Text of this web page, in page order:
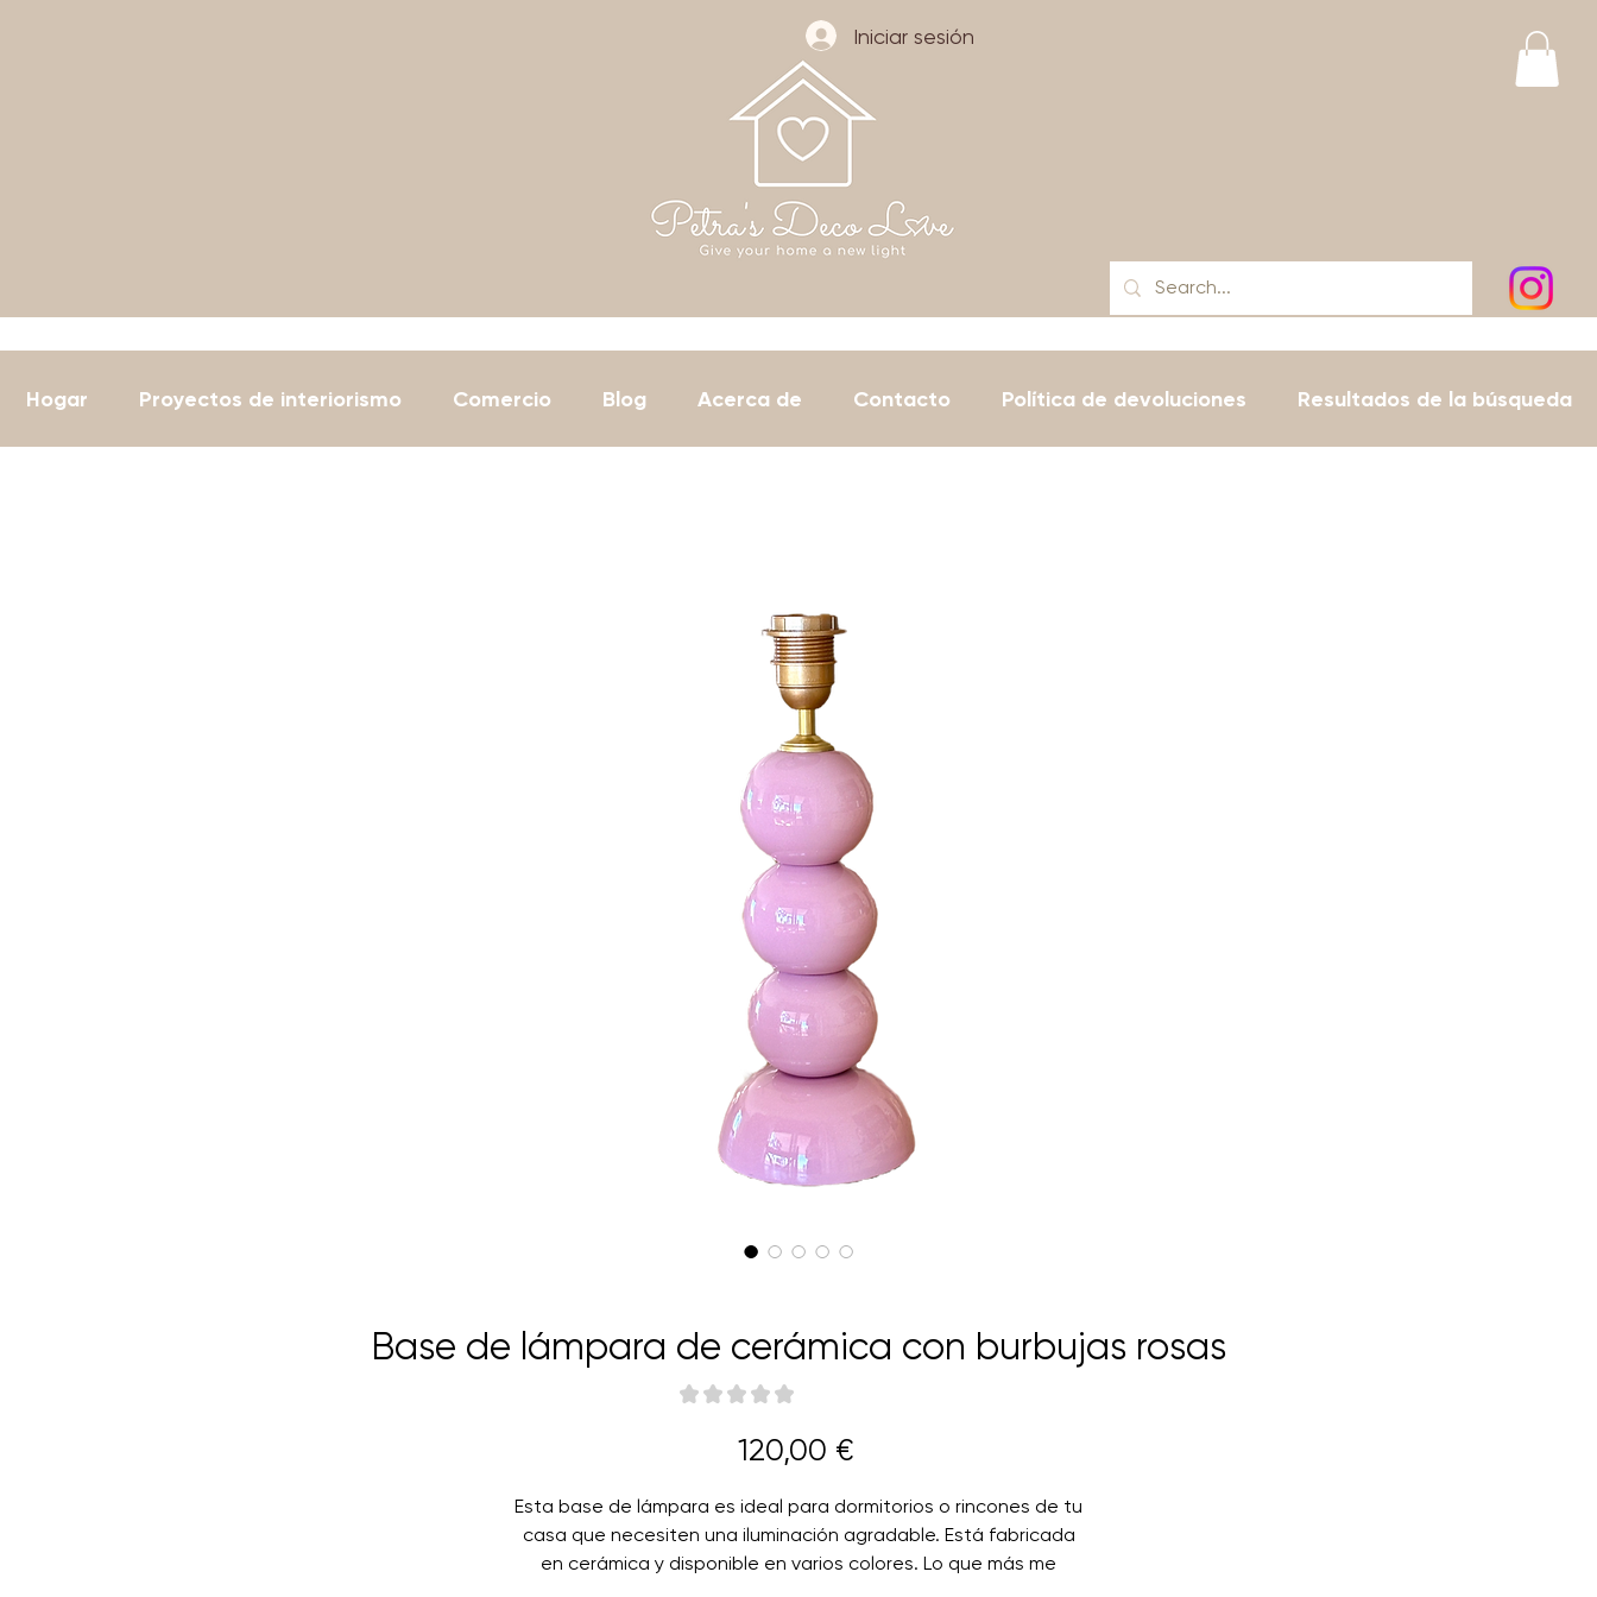
Iniciar sesión
Hogar Proyectos de interiorismo Comercio Blog Acerca de Contacto Política de devoluciones Resultados de la búsqueda
Base de lámpara de cerámica con burbujas rosas
★ ★ ★ ★ ★
120,00 €Precio
Esta base de lámpara es ideal para dormitorios o rincones de tu
casa que necesiten una iluminación agradable. Está fabricada
en cerámica y disponible en varios colores. Lo que más me